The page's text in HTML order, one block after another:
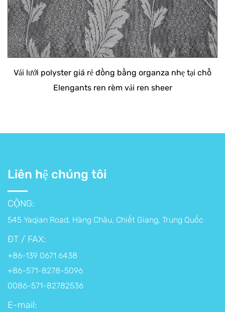
Vải lưới polyster giá rẻ đồng bằng organza nhẹ tại chỗ
Elengants ren rèm vải ren sheer
Liên hệ chúng tôi
CỘNG:
545 Yaqian Road, Hàng Châu, Chiết Giang, Trung Quốc
ĐT / FAX:
+86-139 0671 6438
+86-571-8278-5096
0086-571-82782536
E-mail: